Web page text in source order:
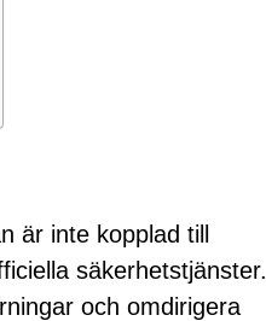
är inte kopplad till
säkerhetstjänster.
och omdirigera